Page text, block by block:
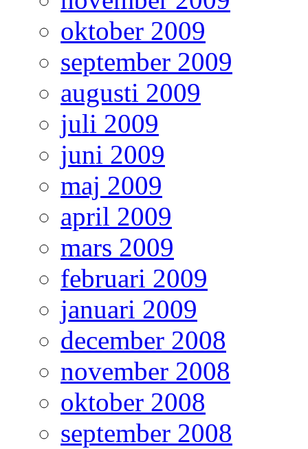
oktober 2009
september 2009
augusti 2009
juli 2009
juni 2009
maj 2009
april 2009
mars 2009
februari 2009
januari 2009
december 2008
november 2008
oktober 2008
september 2008